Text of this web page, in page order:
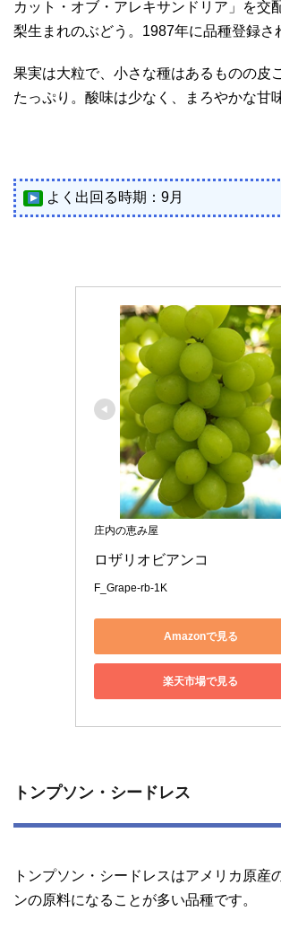
カット・オブ・アレキサンドリア」を交
梨生まれのぶどう。1987年に品種登録さ
果実は大粒で、小さな種はあるものの皮
たっぷり。酸味は少なく、まろやかな甘
よく出回る時期：9月
庄内の恵み屋
ロザリオビアンコ
F_Grape-rb-1K
Amazonで見る
楽天市場で見る
トンプソン・シードレス
トンプソン・シードレスはアメリカ原産
ンの原料になることが多い品種です。